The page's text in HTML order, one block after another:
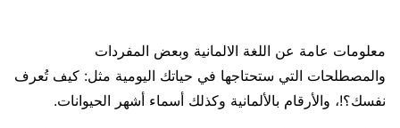
معلومات عامة عن اللغة الالمانية وبعض المفردات
والمصطلحات التي ستحتاجها في حياتك اليومية مثل: كيف تُعرف
نفسك؟!، والأرقام بالألمانية وكذلك أسماء أشهر الحيوانات.